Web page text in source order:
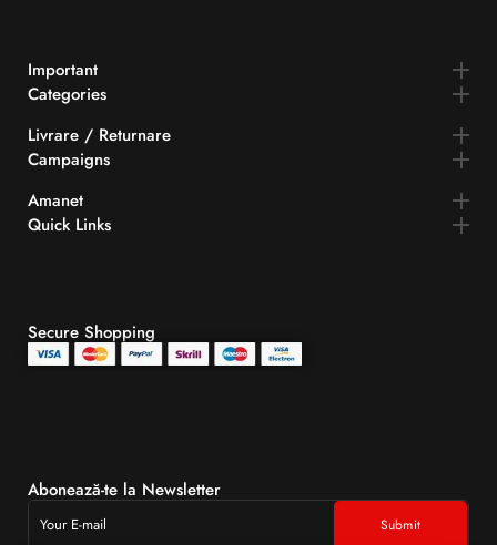
Important
Categories
Livrare / Returnare
Campaigns
Amanet
Quick Links​
Secure Shopping
Abonează-te la Newsletter